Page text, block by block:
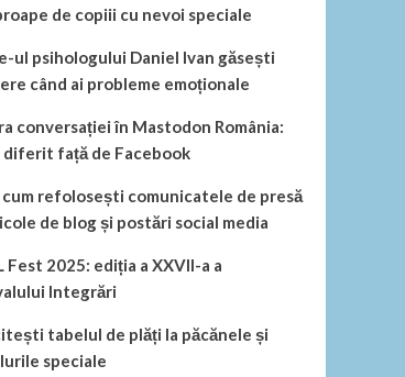
de copiii cu nevoi speciale
ul psihologului Daniel Ivan găsești
când ai probleme emoționale
conversației în Mastodon România:
diferit față de Facebook
cum refolosești comunicatele de presă
de blog și postări social media
Fest 2025: ediția a XXVII-a a
Integrări
tabelul de plăți la păcănele și
speciale